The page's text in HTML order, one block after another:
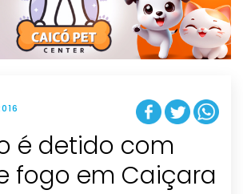
t
i
o
n
é detido com
fogo em Caiçara